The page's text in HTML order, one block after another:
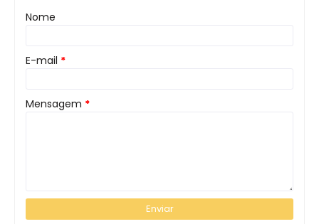
Nome
E-mail *
Mensagem *